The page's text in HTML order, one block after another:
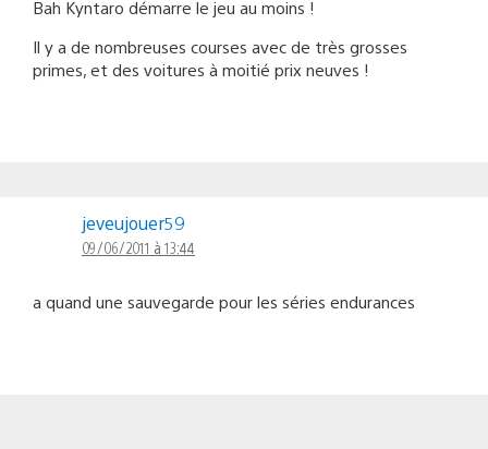
Bah Kyntaro démarre le jeu au moins !
Il y a de nombreuses courses avec de très grosses
primes, et des voitures à moitié prix neuves !
jeveujouer59
09/06/2011 à 13:44
a quand une sauvegarde pour les séries endurances